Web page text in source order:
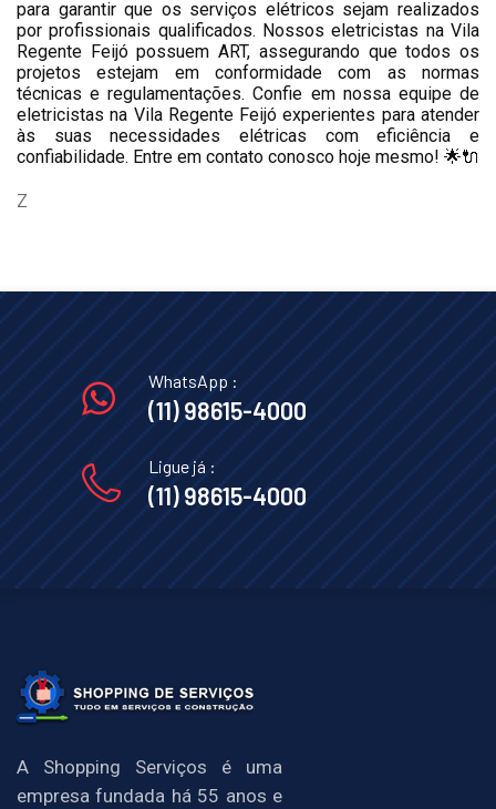
para garantir que os serviços elétricos sejam realizados
por profissionais qualificados. Nossos eletricistas na Vila
Regente Feijó possuem ART, assegurando que todos os
projetos estejam em conformidade com as normas
técnicas e regulamentações. Confie em nossa equipe de
eletricistas na Vila Regente Feijó experientes para atender
às suas necessidades elétricas com eficiência e
confiabilidade. Entre em contato conosco hoje mesmo! 🌟🔌
Z
WhatsApp :
(11) 98615-4000
Ligue já :
(11) 98615-4000
A Shopping Serviços é uma
empresa fundada há 55 anos e